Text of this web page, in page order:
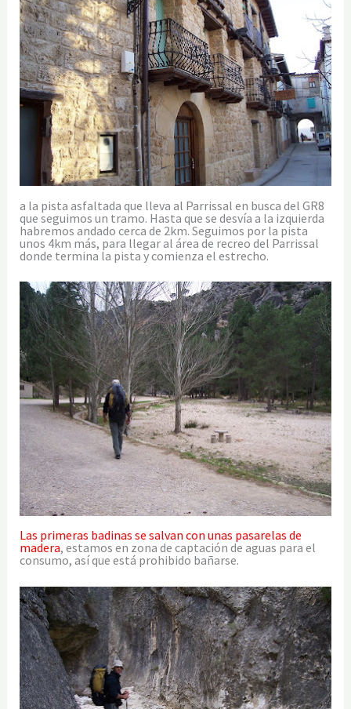
a la pista asfaltada que lleva al Parrissal en busca del GR8
que seguimos un tramo. Hasta que se desvía a la izquierda
habremos andado cerca de 2km. Seguimos por la pista
unos 4km más, para llegar al área de recreo del Parrissal
donde termina la pista y comienza el estrecho.
Las primeras badinas se salvan con unas pasarelas de
madera, estamos en zona de captación de aguas para el
consumo, así que está prohibido bañarse.